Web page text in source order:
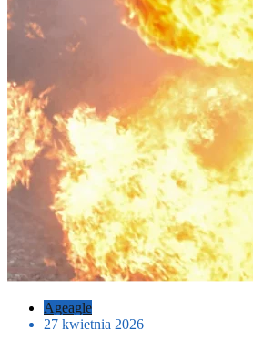
Ageagle
27 kwietnia 2026